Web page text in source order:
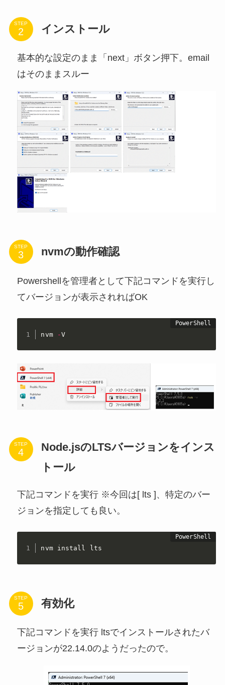
STEP インストール
基本的な設定のまま「next」ボタン押下。email
はそのままスルー
STEP nvmの動作確認
Powershellを管理者として下記コマンドを実行し
てバージョンが表示されればOK
nvm -V
STEP
Node.jsのLTSバージョンをインス
トール
下記コマンドを実行 ※今回は[ lts ]、特定のバー
ジョンを指定しても良い。
nvm install lts
STEP 有効化
下記コマンドを実行 ltsでインストールされたバ
ージョンが22.14.0のようだったので。